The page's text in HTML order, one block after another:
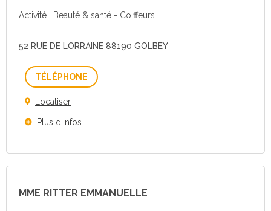
Activité : Beauté & santé - Coiffeurs
52 RUE DE LORRAINE 88190 GOLBEY
Téléphone
Localiser
Plus d'infos
MME RITTER EMMANUELLE